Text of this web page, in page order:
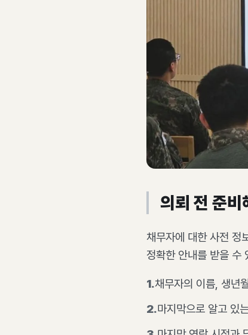
의뢰 전 준비
채무자에 대한 사전 정
정확한 안내를 받을 수
1.채무자의 이름, 생년
2.마지막으로 알고 있